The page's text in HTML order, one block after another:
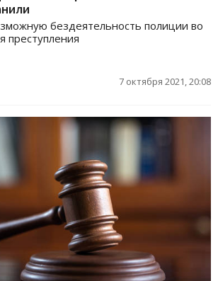
бездеятельность полиции во
преступления
7 октября 2021, 20:08